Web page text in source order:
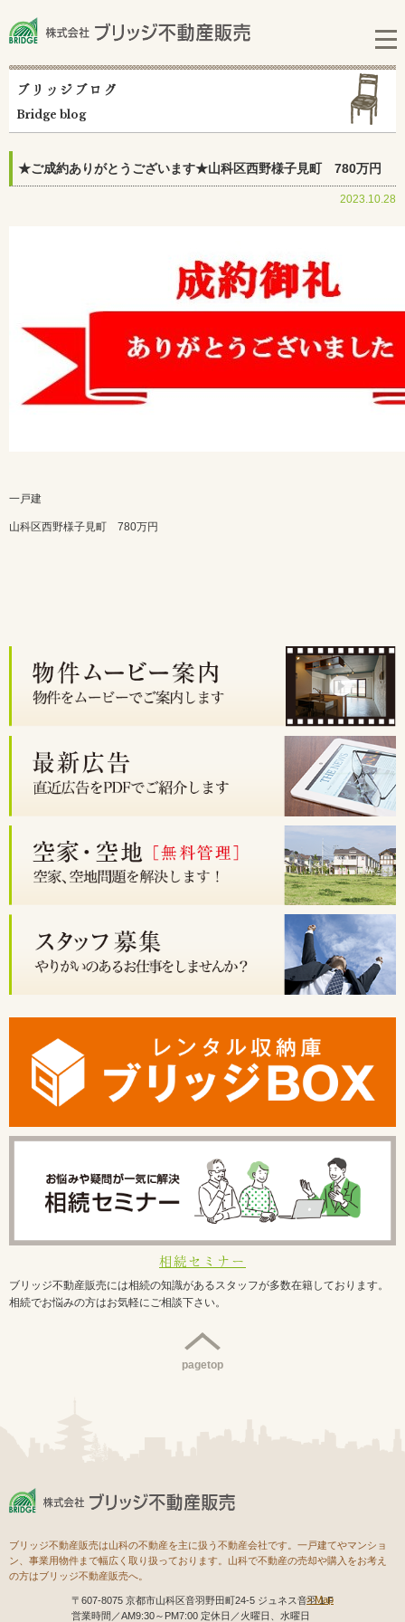
ブリッジブログ
Bridge blog
★ご成約ありがとうございます★山科区西野様子見町 780万円
2023.10.28
一戸建
山科区西野様子見町 780万円
相続セミナー
ブリッジ不動産販売には相続の知識があるスタッフが多数在籍しております。
相続でお悩みの方はお気軽にご相談下さい。
pagetop
ブリッジ不動産販売は山科の不動産を主に扱う不動産会社です。一戸建てやマンショ
ン、事業用物件まで幅広く取り扱っております。山科で不動産の売却や購入をお考え
の方はブリッジ不動産販売へ。
Map
〒607-8075 京都市山科区音羽野田町24-5 ジュネス音羽１F
営業時間／AM9:30～PM7:00 定休日／火曜日、水曜日